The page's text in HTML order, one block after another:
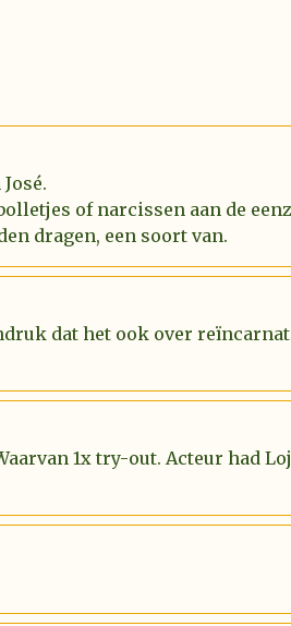
of narcissen aan de
dragen, een soort van.
dat het ook over
1x try-out. Acteur had